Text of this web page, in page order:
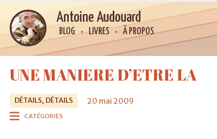
Antoine Audouard
BLOG LIVRES À PROPOS
UNE MANIERE D’ETRE LA
DÉTAILS, DÉTAILS 20 mai 2009
CATÉGORIES